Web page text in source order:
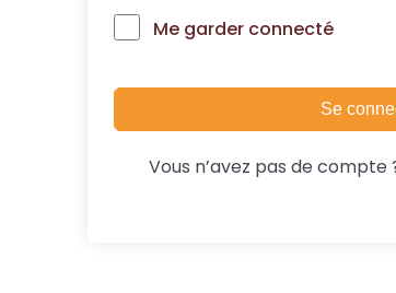
Me garder connecté
Se
Vous n’avez pas de compte